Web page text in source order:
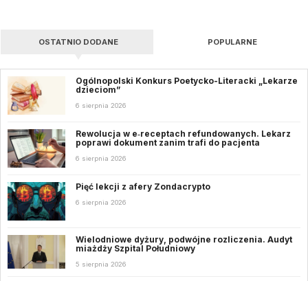
OSTATNIO DODANE POPULARNE
Ogólnopolski Konkurs Poetycko-Literacki „Lekarze
dzieciom”
6 sierpnia 2026
Rewolucja w e‑receptach refundowanych. Lekarz
poprawi dokument zanim trafi do pacjenta
6 sierpnia 2026
Pięć lekcji z afery Zondacrypto
6 sierpnia 2026
Wielodniowe dyżury, podwójne rozliczenia. Audyt
miażdży Szpital Południowy
5 sierpnia 2026